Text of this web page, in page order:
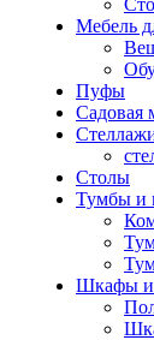
Мебель
Пуфы
Садовая
Столы
Тумбы и
Шкафы и